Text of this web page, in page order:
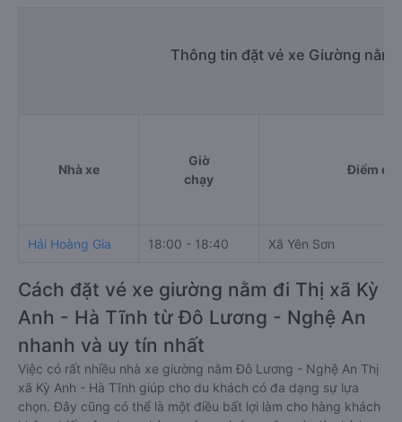
Thông tin đặt vé xe Giường nằm
Nhà xe
Giờ
chạy
Điểm đi
Hải Hoàng Gia 18:00 - 18:40 Xã Yên Sơn
Cách đặt vé xe giường nằm đi Thị xã Kỳ
Anh - Hà Tĩnh từ Đô Lương - Nghệ An
nhanh và uy tín nhất
Việc có rất nhiều nhà xe giường nằm Đô Lương - Nghệ An Thị
xã Kỳ Anh - Hà Tĩnh giúp cho du khách có đa dạng sự lựa
chọn. Đây cũng có thể là một điều bất lợi làm cho hàng khách